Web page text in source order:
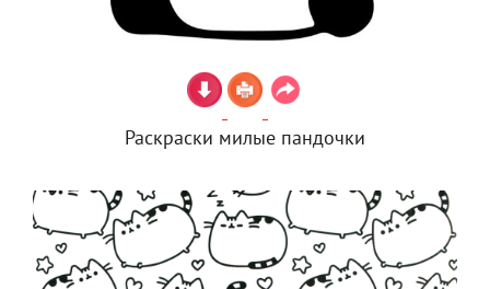
Раскраски милые пандочки